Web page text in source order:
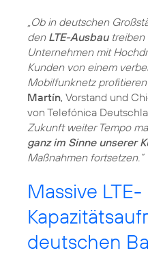
„Ob in deutschen
den LTE-Ausbautreiben
Unternehmen mit
Kunden von einem
Mobilfunknetz
Martín, Vorstand und
von Telefónica
Zukunft weiter Tempo
ganz im Sinne unserer
Maßnahmen fortsetzen.“
Massive LTE-
deutschen